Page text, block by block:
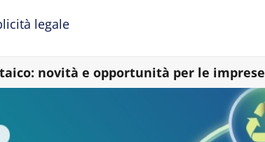
legale
novità e opportunità per le imprese